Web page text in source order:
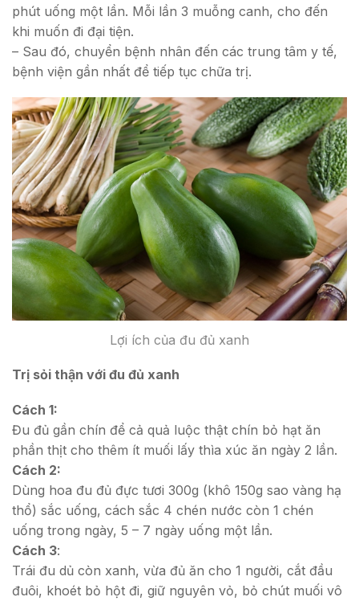
phút uống một lần. Mỗi lần 3 muỗng canh, cho đến
khi muốn đi đại tiện.
– Sau đó, chuyển bệnh nhân đến các trung tâm y tế,
bệnh viện gần nhất để tiếp tục chữa trị.
Lợi ích của đu đủ xanh
Trị sỏi thận với đu đủ xanh
Cách 1:
Đu đủ gần chín để cả quả luộc thật chín bỏ hạt ăn
phần thịt cho thêm ít muối lấy thìa xúc ăn ngày 2 lần.
Cách 2:
Dùng hoa đu đủ đực tươi 300g (khô 150g sao vàng hạ
thổ) sắc uống, cách sắc 4 chén nước còn 1 chén
uống trong ngày, 5 – 7 ngày uống một lần.
Cách 3:
Trái đu dủ còn xanh, vừa đủ ăn cho 1 người, cắt đầu
đuôi, khoét bỏ hột đi, giữ nguyên vỏ, bỏ chút muối vô